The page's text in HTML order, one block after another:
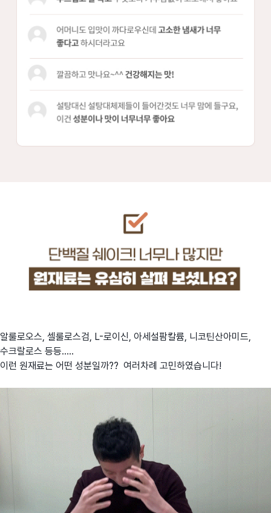
알룰로오스, 셀룰로스검, L-로이신, 아세설팜칼륨, 니코틴산아미드,
수크랄로스 등등.....
이런 원재료는 어떤 성분일까?? 여러차례 고민하였습니다!